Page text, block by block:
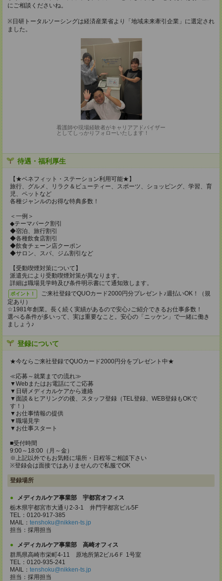
にご相談くださいね。
※日研トータルソーシングは経済産業省より「地域未来牽引企業」に選定され
ました。
看護師や現場経験者がキャリアアドバイザー
としてしっかりフォローいたします！
待遇・福利厚生
【★ベネフィット・ステーション利用可能★】
旅行、グルメ、リラク＆ビューティー、スポーツ、ショッピング、学習、育
児、ペットなど
各種ジャンルのお得な特典多数！
＜一例＞
◆テーマパーク割引
◆宿泊、旅行割引
◆各種飲食店割引
◆飲食チェーン店クーポン
◆サロン、スパ、ジム割引など
【受動喫煙対策について】
派遣先により受動喫煙対策が異なります。
詳細は職場見学時及び条件明示書にて通知致します。
ポイント！
ご来社登録でQUOカード2000円分プレゼント♪週払いOK！（規
定あり）
☆1981年創業。長く続く実績があるので安心♪ご紹介できるお仕事多数！
選べる条件が多いって、実は重要なこと。安心の「ニッケン」で一緒に働き
ましょう♪
登録について
★今ならご来社登録でQUOカード2000円分をプレゼント中★
≪応募～就業までの流れ≫
▼Webまたはお電話にてご応募
▼日研メディカルケアから連絡
▼面談＆ヒアリングの後、スタッフ登録（TEL登録、WEB登録もOKで
す！）
▼お仕事情報の提供
▼職場見学
▼お仕事スタート
■受付時間
9:00～18:00（月～金）
※上記以外でもお気軽に場所・日程等ご相談下さい
※登録会は面接ではありませんので私服でOK
登録場所
メディカルケア事業部 宇都宮オフィス
栃木県宇都宮市大通り2-3-1 井門宇都宮ビル5F
TEL：0120-917-385
MAIL： tenshoku@nikken-ts.jp
担当：採用担当
メディカルケア事業部 高崎オフィス
群馬県高崎市栄町4-11 原地所第2ビル6Ｆ 1号室
TEL：0120-935-241
MAIL： tenshoku@nikken-ts.jp
担当：採用担当